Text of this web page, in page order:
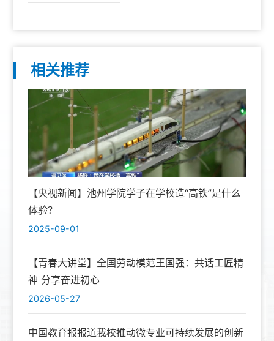
相关推荐
【央视新闻】池州学院学子在学校造“高铁”是什么
体验？
2025-09-01
【青春大讲堂】全国劳动模范王国强：共话工匠精
神 分享奋进初心
2026-05-27
中国教育报报道我校推动微专业可持续发展的创新